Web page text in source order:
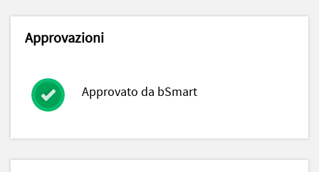
Approvazioni
Approvato da bSmart